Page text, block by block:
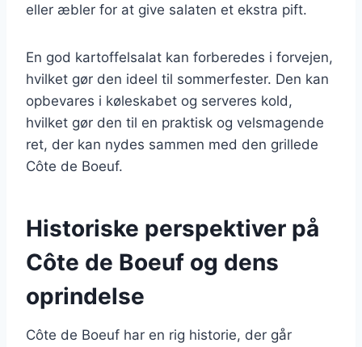
eller æbler for at give salaten et ekstra pift.
En god kartoffelsalat kan forberedes i forvejen,
hvilket gør den ideel til sommerfester. Den kan
opbevares i køleskabet og serveres kold,
hvilket gør den til en praktisk og velsmagende
ret, der kan nydes sammen med den grillede
Côte de Boeuf.
Historiske perspektiver på
Côte de Boeuf og dens
oprindelse
Côte de Boeuf har en rig historie, der går